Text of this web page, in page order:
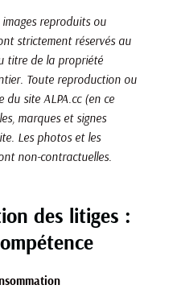
reproduits ou
strictement réservés au
titre de la propriété
Toute reproduction ou
site ALPA.cc (en ce
marques et signes
Les photos et les
non-contractuelles.
des litiges :